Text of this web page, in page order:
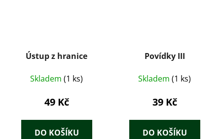
Ústup z hranice
Skladem (1 ks)
49 Kč
DO KOŠÍKU
Povídky III
Skladem (1 ks)
39 Kč
DO KOŠÍKU